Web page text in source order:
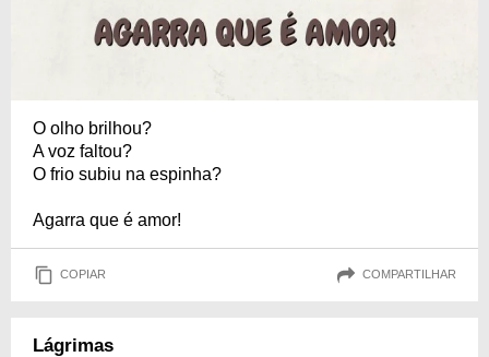
O olho brilhou?
A voz faltou?
O frio subiu na espinha?
Agarra que é amor!
COPIAR COMPARTILHAR
Lágrimas